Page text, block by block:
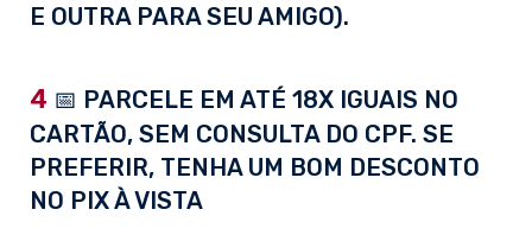
E OUTRA PARA SEU AMIGO).
4 📅 PARCELE EM ATÉ 18X IGUAIS NO
CARTÃO, SEM CONSULTA DO CPF. SE
PREFERIR, TENHA UM BOM DESCONTO
NO PIX À VISTA